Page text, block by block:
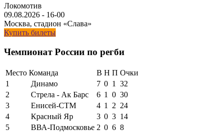
Локомотив
09.08.2026 - 16-00
Москва, стадион «Слава»
Купить билеты
Чемпионат России по регби
Место Команда В Н П Очки
1
Динамо 7 0 1
32
2
Стрела - Ак Барс 6 1 0 30
3
Енисей-СТМ 4 1 2 24
4
Красный Яр 3 0 3 14
5
ВВА-Подмосковье 2 0 6 8